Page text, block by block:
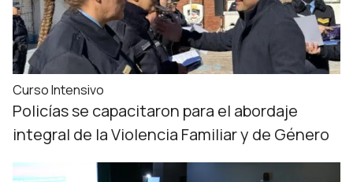
Curso Intensivo
Policías se capacitaron para el abordaje
integral de la Violencia Familiar y de Género